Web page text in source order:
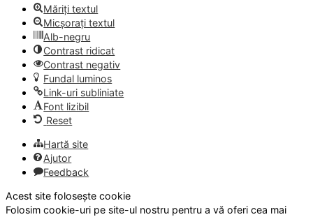
Măriți textul
Micșorați textul
Alb-negru
Contrast ridicat
Contrast negativ
Fundal luminos
Link-uri subliniate
Font lizibil
Reset
Hartă site
Ajutor
Feedback
Acest site folosește cookie
Folosim cookie-uri pe site-ul nostru pentru a vă oferi cea mai